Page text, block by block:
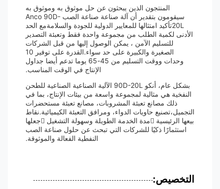
المنتجون الذين يبحثون عن حل موثوق به وموثوق به
سيقومون بتقدير أن آلة صناعة صناعة الصب Anco 90D-
20Lتأكيد امتثالها للمعايير الدولية للجودة والسلامةمع الحد
الأدنى لكمية الطلب من مجموعة واحدة فقط وتعبئة التصدير
للتسليم الآمن ، يمكن الوصول إليها من قبل الشركات
الصغيرة والكبيرة على حد سواء.القدرة على توفير 10
وحدات ووقت التسليم من 45-65 يوما تدعم أيضا جداول
الإنتاج في الوقت المناسب.
بشكل عام، أنكو 90D-20L الآلية الصناعية الصناعية للطحن
النفخية هي مثالية لمجموعة واسعة من بيئات الإنتاج، بما في
ذلك مصانع تعبئة المشروبات، مصانع تعبئة مستحضرات
التجميل،تصنيع حاويات الدواء، ومرافق التعبئة الكيميائية.نقاط
بيعها الرئيسية مدة الخدمة الطويلة وسهولة التشغيل جعلها
استثمارًا ذكيًا للشركات التي تبحث عن حلول صناعة الصب
النفطية الفعالة والموثوقة.
التخصيص: